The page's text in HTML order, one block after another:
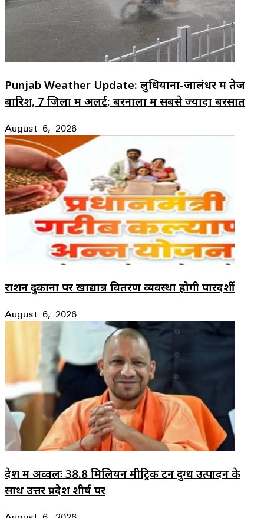
Punjab Weather Update: लुधियाना-जालंधर में तेज
बारिश, 7 जिलों में अलर्ट; बरनाला में सबसे ज्यादा बरसात
August 6, 2026
राशन दुकानों पर खाद्यान्न वितरण व्यवस्था होगी पारदर्शी
August 6, 2026
देश में अव्वलः 38.8 मिलियन मीट्रिक टन दुग्ध उत्पादन के
साथ उत्तर प्रदेश शीर्ष पर